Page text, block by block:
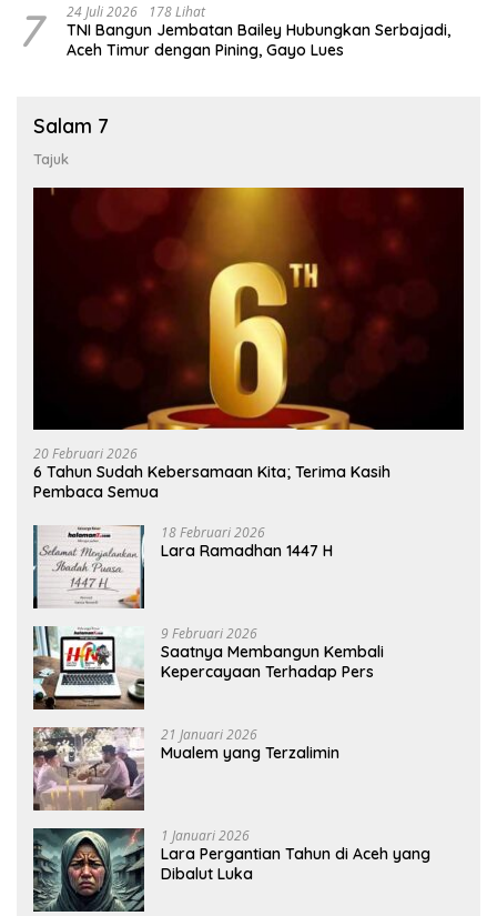
7 24 Juli 2026 178 Lihat
TNI Bangun Jembatan Bailey Hubungkan Serbajadi,
Aceh Timur dengan Pining, Gayo Lues
Salam 7
Tajuk
20 Februari 2026
6 Tahun Sudah Kebersamaan Kita; Terima Kasih
Pembaca Semua
18 Februari 2026
Lara Ramadhan 1447 H
9 Februari 2026
Saatnya Membangun Kembali
Kepercayaan Terhadap Pers
21 Januari 2026
Mualem yang Terzalimin
1 Januari 2026
Lara Pergantian Tahun di Aceh yang
Dibalut Luka